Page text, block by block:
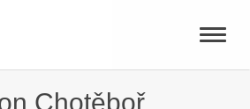
Toggle
Chotěboř